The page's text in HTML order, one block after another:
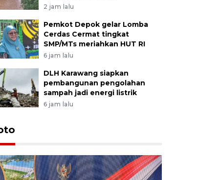
2 jam lalu
Pemkot Depok gelar Lomba
Cerdas Cermat tingkat
SMP/MTs meriahkan HUT RI
6 jam lalu
DLH Karawang siapkan
pembangunan pengolahan
sampah jadi energi listrik
6 jam lalu